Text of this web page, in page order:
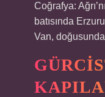
Coğrafya:
batısında
Van, doğusunda